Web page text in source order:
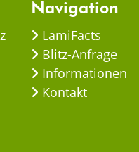
Navigation
LamiFacts
Blitz-Anfrage
Informationen
Kontakt